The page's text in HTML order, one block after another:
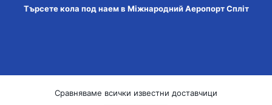
Търсете кола под наем в Міжнародний Аеропорт Спліт
Сравняваме всички известни доставчици